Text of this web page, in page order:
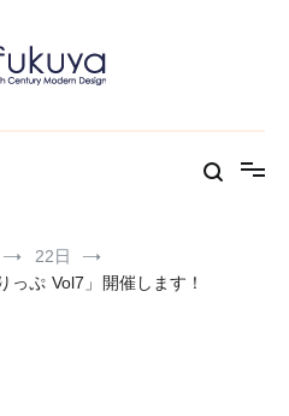
22日
っぷ Vol7」開催します！